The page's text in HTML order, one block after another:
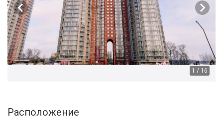
1 / 16
Расположение